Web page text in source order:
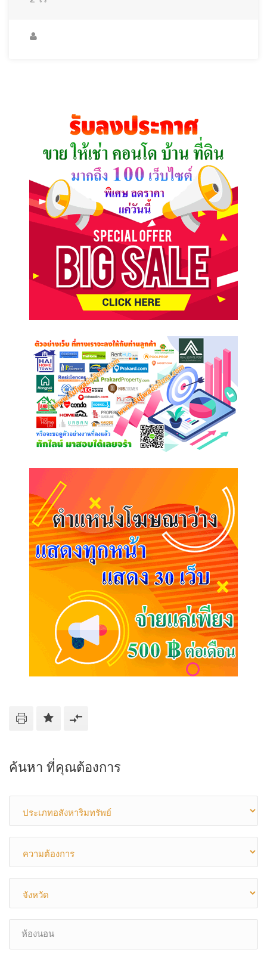
ค้นหา ที่คุณต้องการ